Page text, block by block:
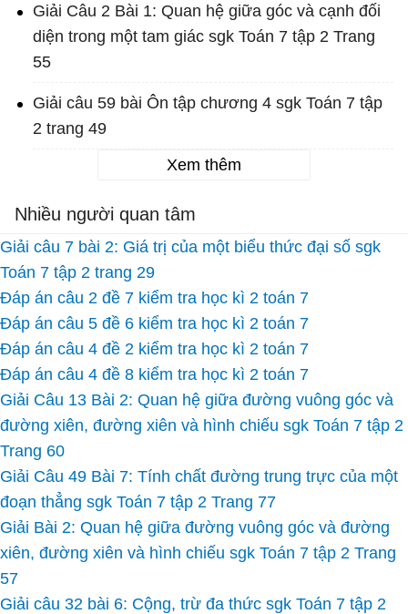
Giải Câu 2 Bài 1: Quan hệ giữa góc và cạnh đối
diện trong một tam giác sgk Toán 7 tập 2 Trang
55
Giải câu 59 bài Ôn tập chương 4 sgk Toán 7 tập
2 trang 49
Xem thêm
Nhiều người quan tâm
Giải câu 7 bài 2: Giá trị của một biểu thức đại số sgk
Toán 7 tập 2 trang 29
Đáp án câu 2 đề 7 kiểm tra học kì 2 toán 7
Đáp án câu 5 đề 6 kiểm tra học kì 2 toán 7
Đáp án câu 4 đề 2 kiểm tra học kì 2 toán 7
Đáp án câu 4 đề 8 kiểm tra học kì 2 toán 7
Giải Câu 13 Bài 2: Quan hệ giữa đường vuông góc và
đường xiên, đường xiên và hình chiếu sgk Toán 7 tập 2
Trang 60
Giải Câu 49 Bài 7: Tính chất đường trung trực của một
đoạn thẳng sgk Toán 7 tập 2 Trang 77
Giải Bài 2: Quan hệ giữa đường vuông góc và đường
xiên, đường xiên và hình chiếu sgk Toán 7 tập 2 Trang
57
Giải câu 32 bài 6: Cộng, trừ đa thức sgk Toán 7 tập 2